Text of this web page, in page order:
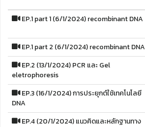
EP.1 part 1 (6/1/2024) recombinant DNA
EP.1 part 2 (6/1/2024) recombinant DNA
EP.2 (13/1/2024) PCR และ Gel
eletrophoresis
EP.3 (16/1/2024) การประยุกต์ใช้เทคโนโลยี
DNA
EP.4 (20/1/2024) แนวคิดและหลักฐานทาง